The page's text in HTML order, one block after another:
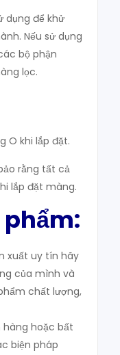
dụng để khử
Nếu sử dụng
bộ phận
lọc.
O khi lắp đặt.
rằng tất cả
lắp đặt màng.
xuất uy tín hãy
của mình và
chất lượng,
hàng hoặc bất
biện pháp